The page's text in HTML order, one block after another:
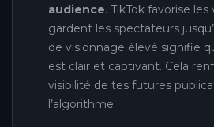
audience. TikTok favorise les
gardent les spectateurs
de visionnage élevé signifie
est clair et captivant. Cela
visibilité de tes futures
l’algorithme.